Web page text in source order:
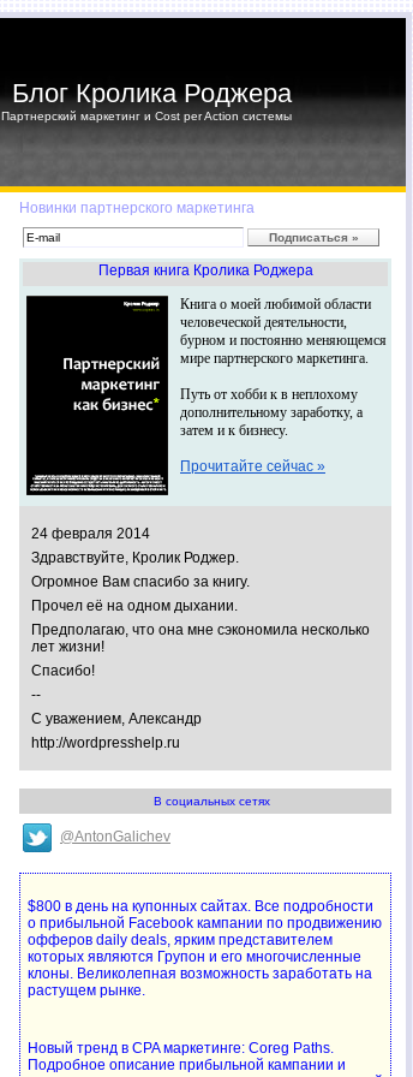
Блог Кролика Роджера
Партнерский маркетинг и Cost per Action системы
Новинки партнерского маркетинга
Первая книга Кролика Роджера
Книга о моей любимой области
человеческой деятельности,
бурном и постоянно меняющемся
мире партнерского маркетинга.
Путь от хобби к в неплохому
дополнительному заработку, а
затем и к бизнесу.
Прочитайте сейчас »
24 февраля 2014
Здравствуйте, Кролик Роджер.
Огромное Вам спасибо за книгу.
Прочел её на одном дыхании.
Предполагаю, что она мне сэкономила несколько
лет жизни!
Спасибо!
--
С уважением, Александр
http://wordpresshelp.ru
В социальных сетях
@AntonGalichev
$800 в день на купонных сайтах. Все подробности
о прибыльной Facebook кампании по продвижению
офферов daily deals, ярким представителем
которых являются Групон и его многочисленные
клоны. Великолепная возможность заработать на
растущем рынке.
Новый тренд в CPA маркетинге: Coreg Paths.
Подробное описание прибыльной кампании и